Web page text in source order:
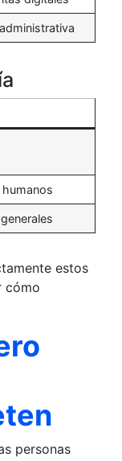
estos
cómo
personas